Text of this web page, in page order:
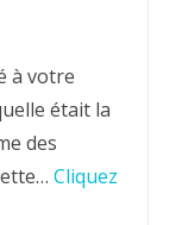
à votre
était la
des
Cliquez